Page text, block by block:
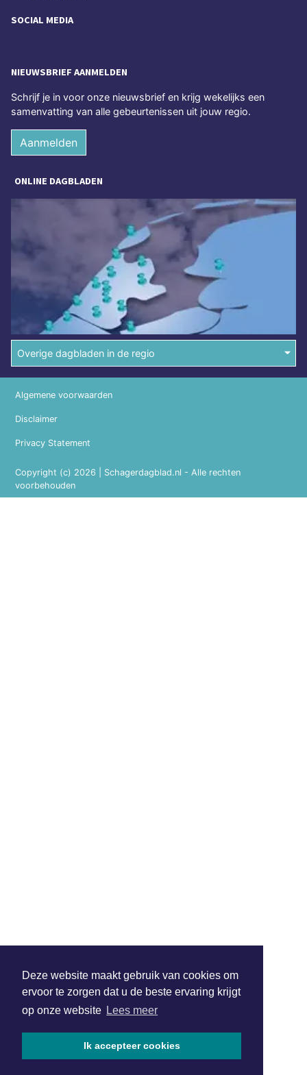
Deze website maakt gebruik van cookies om
ervoor te zorgen dat u de beste ervaring krijgt
op onze website Lees meer
Ik accepteer cookies
SOCIAL MEDIA
NIEUWSBRIEF AANMELDEN
Schrijf je in voor onze nieuwsbrief en krijg wekelijks een
samenvatting van alle gebeurtenissen uit jouw regio.
Aanmelden
ONLINE DAGBLADEN
Overige dagbladen in de regio
Copyright (c) 2026 | Schagerdagblad.nl - Alle rechten
voorbehouden
Algemene voorwaarden
Disclaimer
Privacy Statement